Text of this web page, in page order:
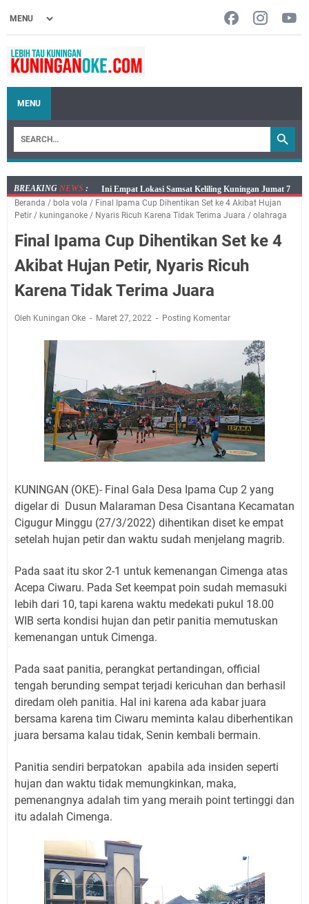
MENU
BREAKING NEWS :
Jumat 7 Agustus 2026 Mobil SIM Keliling Ada di
Kecamatan Sindangagung
Dicabut Dari Hidupmu, Kamu Akan Tetap Berjalan
Kelaparan Meskipun Memiliki Sekarung Penuh Uang
Salat Lima Waktu itu Bukan Cuma Kewajiban, Tapi
juga Tempat Beristirahat yang Paling Menenangkan, Ini
Warga Mulai Kesulitan Air Bersih Akibat Kekeringan,
Polres Kuningan dan PAM Tirta Kamuning Salurakan
12 Ribu Liter
Uniku Jadi Tuan Rumah Pendampingan Penyusunan
Dokumen SPMI
Sudahkah Kita Merdeka Dari Hawa Nafsu?
Agenda Kegiatan Bupati Kuningan Jumat 7 Agustus
2026 Ada Tiga, Tapi yang Bakal Dihadiri Hanya Satu
Ini Empat Lokasi Samsat Keliling Kuningan Jumat 7
Beranda / bola vola / Final Ipama Cup Dihentikan Set ke 4 Akibat Hujan
Petir / kuninganoke / Nyaris Ricuh Karena Tidak Terima Juara / olahraga
Final Ipama Cup Dihentikan Set ke 4
Akibat Hujan Petir, Nyaris Ricuh
Karena Tidak Terima Juara
Oleh Kuningan Oke Maret 27, 2022 Posting Komentar
KUNINGAN (OKE)- Final Gala Desa Ipama Cup 2 yang
digelar di Dusun Malaraman Desa Cisantana Kecamatan
Cigugur Minggu (27/3/2022) dihentikan diset ke empat
setelah hujan petir dan waktu sudah menjelang magrib.
Pada saat itu skor 2-1 untuk kemenangan Cimenga atas
Acepa Ciwaru. Pada Set keempat poin sudah memasuki
lebih dari 10, tapi karena waktu medekati pukul 18.00
WIB serta kondisi hujan dan petir panitia memutuskan
kemenangan untuk Cimenga.
Pada saat panitia, perangkat pertandingan, official
tengah berunding sempat terjadi kericuhan dan berhasil
diredam oleh panitia. Hal ini karena ada kabar juara
bersama karena tim Ciwaru meminta kalau diberhentikan
juara bersama kalau tidak, Senin kembali bermain.
Panitia sendiri berpatokan apabila ada insiden seperti
hujan dan waktu tidak memungkinkan, maka,
pemenangnya adalah tim yang meraih point tertinggi dan
itu adalah Cimenga.